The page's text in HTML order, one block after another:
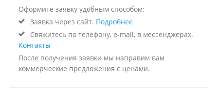
Оформите заявку удобным способом:
Заявка через сайт. Подробнее
Свяжитесь по телефону, e-mail, в мессенджерах.
Контакты
После получения заявки мы направим вам
коммерческие предложения с ценами.